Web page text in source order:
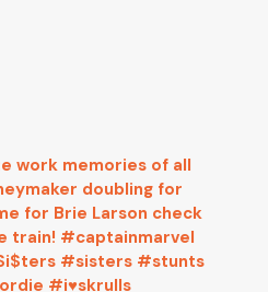
work memories of all
doubling for
for Brie Larson check
train! #captainmarvel
#sisters #stunts
#i♥️skrulls